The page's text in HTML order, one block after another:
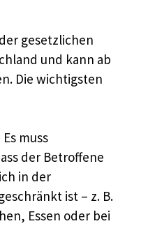
gesetzlichen
und kann ab
Die wichtigsten
Es muss
der Betroffene
in der
ist – z. B.
Essen oder bei